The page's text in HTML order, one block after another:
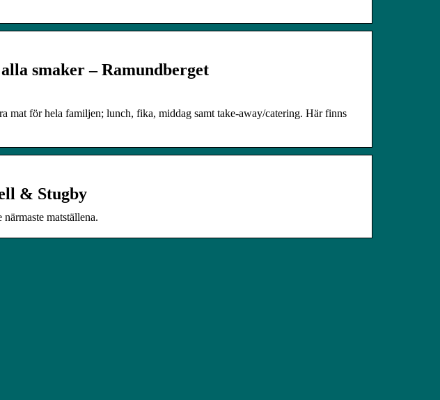
smaker – Ramundberget
mat för hela familjen; lunch, fika, middag samt take-away/catering. Här finns
& Stugby
matställena.